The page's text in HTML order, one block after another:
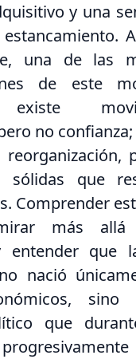
y una
una de las
de este
no
reorganización,
sólidas que
Comprender
más
entender que
nació
que